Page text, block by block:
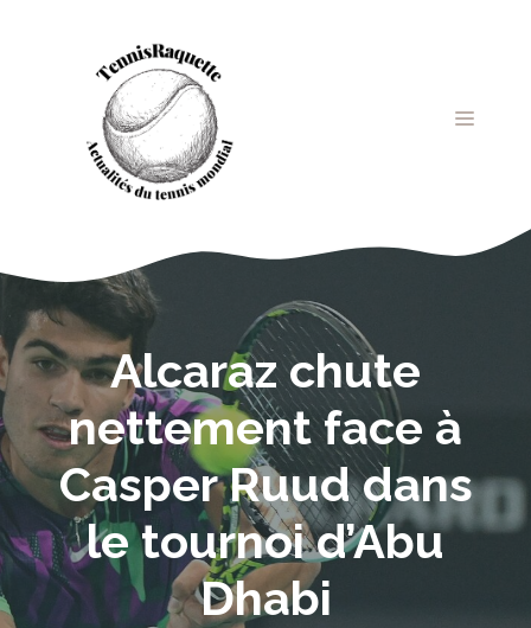
MENU
Alcaraz chute
nettement face à
Casper Ruud dans
le tournoi d’Abu
Dhabi